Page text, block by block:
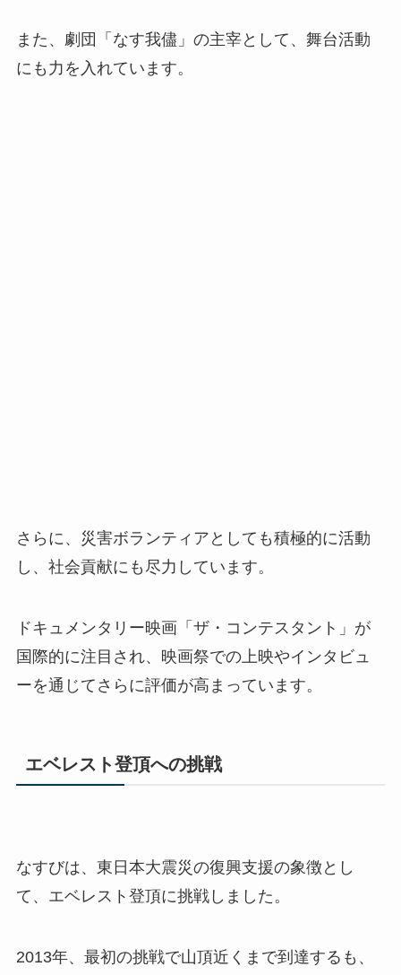
また、劇団「なす我儘」の主宰として、舞台活動
にも力を入れています。
さらに、災害ボランティアとしても積極的に活動
し、社会貢献にも尽力しています。
ドキュメンタリー映画「ザ・コンテスタント」が
国際的に注目され、映画祭での上映やインタビュ
ーを通じてさらに評価が高まっています。
エベレスト登頂への挑戦
なすびは、東日本大震災の復興支援の象徴とし
て、エベレスト登頂に挑戦しました。
2013年、最初の挑戦で山頂近くまで到達するも、